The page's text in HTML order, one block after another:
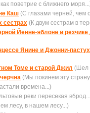
поветрие с ближнего
Каш (С глазами черней, чем
сестрах (К двум сестрам в
Йенне-яблоне и резчике
Янине и Джонни-
Томе и старой Джил (Шел
(Мы покинем эту
времена...)
реки пересекая
лесу, в нашем лесу...)